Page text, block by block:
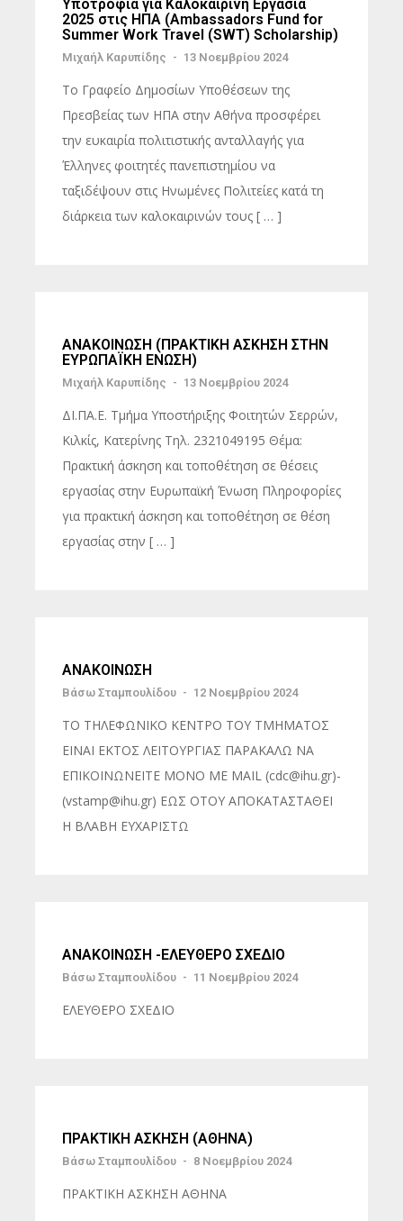
Υποτροφία για Καλοκαιρινή Εργασία
2025 στις ΗΠΑ (Ambassadors Fund for
Summer Work Travel (SWT) Scholarship)
Μιχαήλ Καρυπίδης - 13 Νοεμβρίου 2024
Το Γραφείο Δημοσίων Υποθέσεων της
Πρεσβείας των ΗΠΑ στην Αθήνα προσφέρει
την ευκαιρία πολιτιστικής ανταλλαγής για
Έλληνες φοιτητές πανεπιστημίου να
ταξιδέψουν στις Ηνωμένες Πολιτείες κατά τη
διάρκεια των καλοκαιρινών τους [ … ]
ΑΝΑΚΟΙΝΩΣΗ (ΠΡΑΚΤΙΚΗ ΑΣΚΗΣΗ ΣΤΗΝ
ΕΥΡΩΠΑΪΚΗ ΕΝΩΣΗ)
Μιχαήλ Καρυπίδης - 13 Νοεμβρίου 2024
ΔΙ.ΠΑ.Ε. Τμήμα Υποστήριξης Φοιτητών Σερρών,
Κιλκίς, Κατερίνης Τηλ. 2321049195 Θέμα:
Πρακτική άσκηση και τοποθέτηση σε θέσεις
εργασίας στην Ευρωπαϊκή Ένωση Πληροφορίες
για πρακτική άσκηση και τοποθέτηση σε θέση
εργασίας στην [ … ]
ΑΝΑΚΟΙΝΩΣΗ
Βάσω Σταμπουλίδου - 12 Νοεμβρίου 2024
ΤΟ ΤΗΛΕΦΩΝΙΚΟ ΚΕΝΤΡΟ ΤΟΥ ΤΜΗΜΑΤΟΣ
ΕΙΝΑΙ ΕΚΤΟΣ ΛΕΙΤΟΥΡΓΙΑΣ ΠΑΡΑΚΑΛΩ ΝΑ
ΕΠΙΚΟΙΝΩΝΕΙΤΕ ΜΟΝΟ ΜΕ MAIL (cdc@ihu.gr)-
(vstamp@ihu.gr) ΕΩΣ ΟΤΟΥ ΑΠΟΚΑΤΑΣΤΑΘΕΙ
Η ΒΛΑΒΗ ΕΥΧΑΡΙΣΤΩ
ΑΝΑΚΟΙΝΩΣΗ -ΕΛΕΥΘΕΡΟ ΣΧΕΔΙΟ
Βάσω Σταμπουλίδου - 11 Νοεμβρίου 2024
ΕΛΕΥΘΕΡΟ ΣΧΕΔΙΟ
ΠΡΑΚΤΙΚΗ ΑΣΚΗΣΗ (ΑΘΗΝΑ)
Βάσω Σταμπουλίδου - 8 Νοεμβρίου 2024
ΠΡΑΚΤΙΚΗ ΑΣΚΗΣΗ ΑΘΗΝΑ